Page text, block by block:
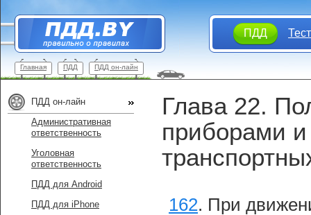
ПДД
Главная ПДД ПДД он-лайн
Глава 22.
приборами
162. При
ПДД он-лайн
Административная
ответственность
Уголовная
ответственность
ПДД для Android
ПДД для iPhone